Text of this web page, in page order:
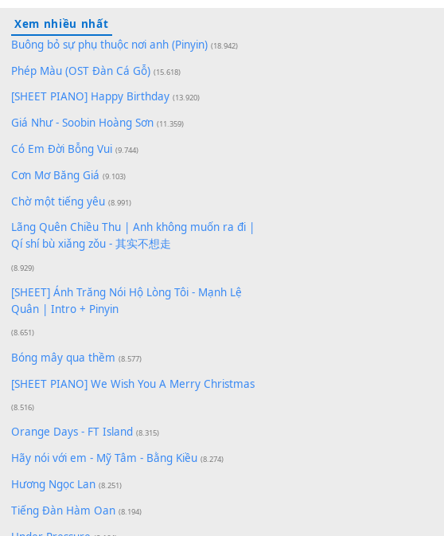
Để lại một bình luận
Bạn phải đăng nhậpđể gửi bình luận.
Xem nhiều nhất
Buông bỏ sự phụ thuộc nơi anh (Pinyin)
Phép Màu (OST Đàn Cá Gỗ)
[SHEET PIANO] Happy Birthday (13.920)
Giá Như - Soobin Hoàng Sơn
Có Em Đời Bỗng Vui (9.744)
Cơn Mơ Băng Giá (9.103)
Qí shí bù xiǎng zǒu - 其实不想走
[SHEET] Ánh Trăng Nói Hộ Lòng Tôi - Mạnh Lệ
Quân | Intro + Pinyin
(8.651)
Bóng mây qua thềm (8.577)